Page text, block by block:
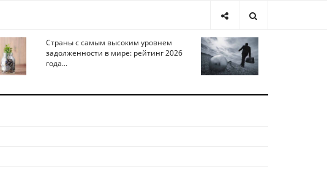
Страны с самым высоким уровнем
задолженности в мире: рейтинг 2026
года...